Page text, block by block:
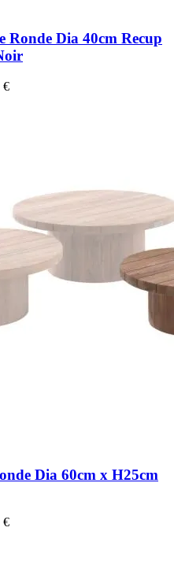
Ronde Dia 40cm Recup
€
Dia 60cm x H25cm
€